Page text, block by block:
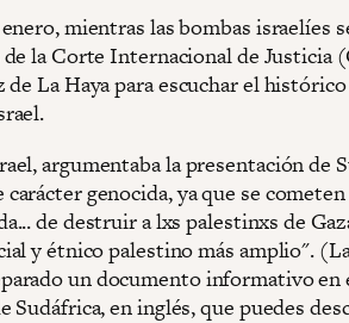
enero, mientras las bombas israelíes
de la Corte Internacional de Justicia
de La Haya para escuchar el
argumentaba la presentación de
genocida, ya que se
de destruir a lxs palestinxs de
y étnico palestino más amplio".
un documento informativo en
Sudáfrica, en inglés, que puedes